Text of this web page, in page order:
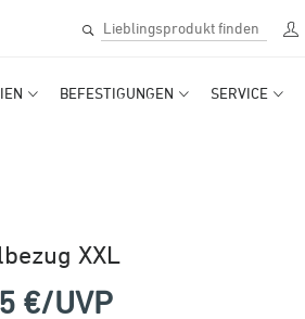
BEFESTIGUNGEN SERVICE
XXL
€/UVP